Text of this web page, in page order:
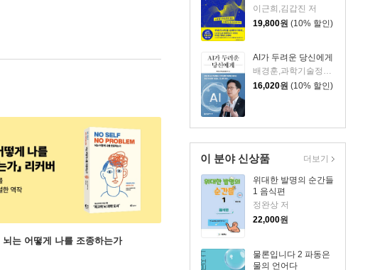
이근희,김갑진 저
19,800원 (10% 할인)
AI가 두려운 당신에게
배경훈,과학기술정보통신부 저
16,020원 (10% 할인)
이 분야 신상품
위대한 발명의 순간들
1 음식편
정완상 저
22,000원
물론입니다 2 파동은
물의 언어다
더보기
는 어떻게 나를 조종하는가